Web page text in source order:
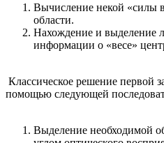
Вычисление некой «силы
области.
Нахождение и выделение
информации о «весе»
Классическое решение первой
помощью следующей
Выделение необходимой